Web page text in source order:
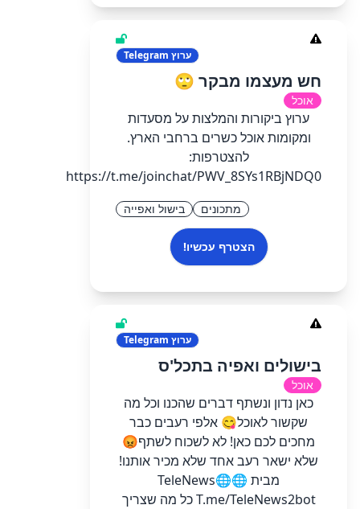
ערוץ
חש מעצמו מבקר 🙄
אוכל
ערוץ ביקורות והמלצות על מסעדות
ומקומות אוכל כשרים ברחבי הארץ.
להצטרפות:
https://t.me/joinchat/PWV_8SYs1RBjNDQ0
מתכונים בישול ואפייה
הצטרף עכשיו!
ערוץ
בישולים ואפיה בתכל'ס
אוכל
כאן נדון ונשתף דברים שהכנו וכל מה
שקשור לאוכל😋 אלפי רעבים כבר
מחכים לכם כאן! לא לשכוח לשתף😡
שלא ישאר רעב אחד שלא מכיר אותנו!
מבית 🌐TeleNews🌐
T.me/TeleNews2bot כל מה שצריך